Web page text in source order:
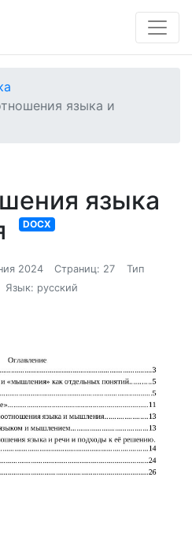
языка и
языка
DOCX
2024 Страниц: 27
Тип
Язык: русский